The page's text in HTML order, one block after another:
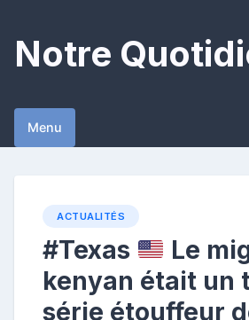
content
Notre
Menu
ACTUALITÉS
#Texas
Le
kenyan était un
série étouffeur